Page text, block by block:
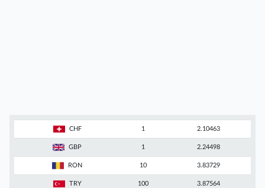
CHF 1 2.10463
GBP 1 2.24498
RON 10 3.83729
TRY 100 3.87564